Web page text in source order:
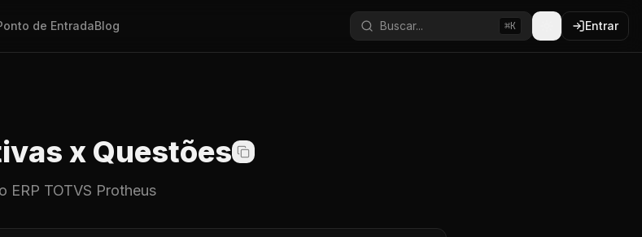
de EntradaBlog Buscar... ⌘K Entrar
x Questões
ERP TOTVS Protheus